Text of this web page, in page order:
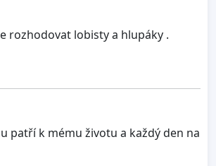
rozhodovat lobisty a hlupáky .
patří k mému životu a každý den na